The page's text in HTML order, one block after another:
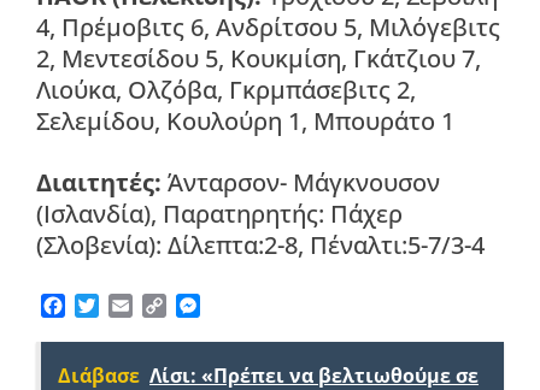
4, Πρέμοβιτς 6, Ανδρίτσου 5, Μιλόγεβιτς
2, Μεντεσίδου 5, Κουκμίση, Γκάτζιου 7,
Λιούκα, Ολζόβα, Γκρμπάσεβιτς 2,
Σελεμίδου, Κουλούρη 1, Μπουράτο 1
Διαιτητές: Άνταρσον- Μάγκνουσον
(Ισλανδία), Παρατηρητής: Πάχερ
(Σλοβενία): Δίλεπτα:2-8, Πέναλτι:5-7/3-4
Facebook
TwitterEmailCopy
Διάβασε Λίσι: «Πρέπει να βελτιωθούμε σε